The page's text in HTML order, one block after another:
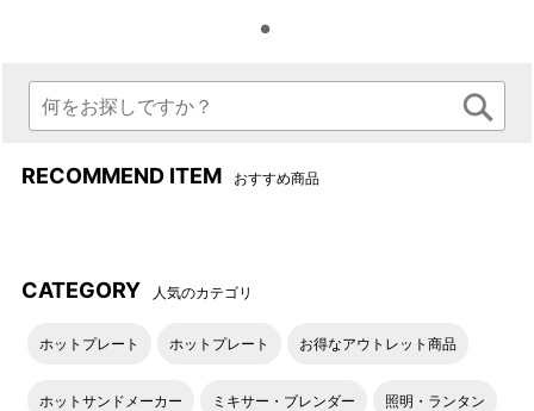
RECOMMEND ITEM おすすめ商品
CATEGORY 人気のカテゴリ
ホットプレート ホットプレート お得なアウトレット商品
ホットサンドメーカー ミキサー・ブレンダー 照明・ランタン